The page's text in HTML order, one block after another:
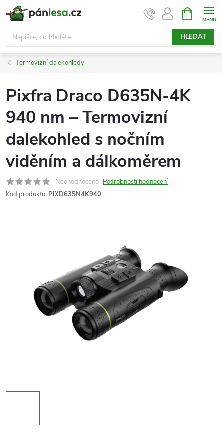
Přejít
na
obsah
HLEDAT
NÁKUPNÍ
KOŠÍK
Termovizní dalekohledy
Pixfra Draco D635N-4K
940 nm – Termovizní
dalekohled s nočním
viděním a dálkoměrem
Neohodnoceno Podrobnosti hodnocení
Kód produktu: PIXD635N4K940